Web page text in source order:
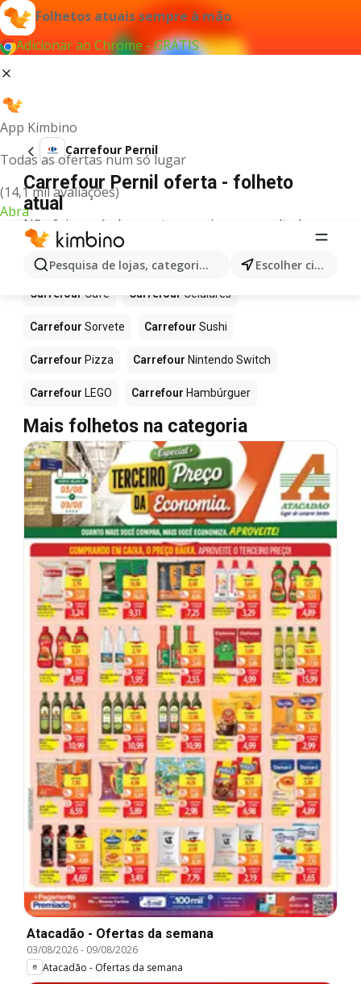
Folhetos atuais sempre à mão
Adicionar ao Chrome - GRÁTIS
App Kimbino
Todas as ofertas num só lugar
(14,1 mil avaliações)
Abra
Pesquisa de lojas, categorias,produtos... Escolher cidade
Carrefour Pernil
Carrefour Pernil oferta - folheto
atual
Não foi possível encontrar quaisquer resultados
para este termo.
Mais produtos em Carrefour
Carrefour Café Carrefour Celulares
Carrefour Sorvete Carrefour Sushi
Carrefour Pizza Carrefour Nintendo Switch
Carrefour LEGO Carrefour Hambúrguer
Mais folhetos na categoria
Atacadão - Ofertas da semana
03/08/2026- 09/08/2026
Atacadão - Ofertas da semana